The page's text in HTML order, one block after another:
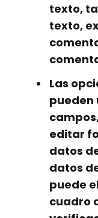
texto,
texto,
Las
pueden
editar
datos
datos
puede
cuadro